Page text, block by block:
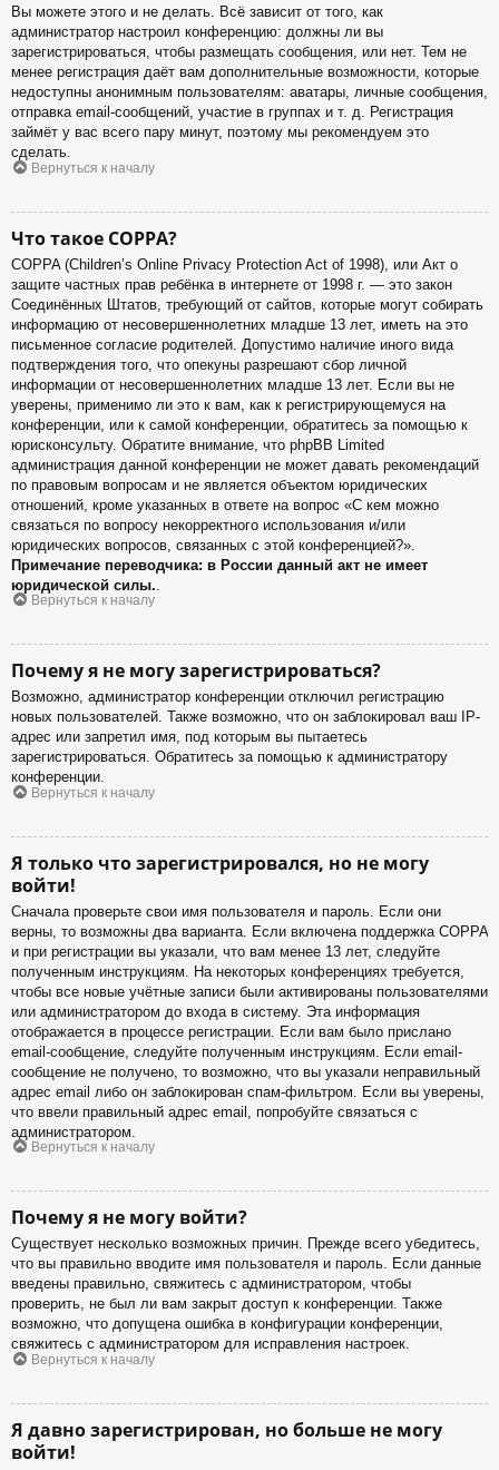
Вы можете этого и не делать. Всё зависит от того, как
администратор настроил конференцию: должны ли вы
зарегистрироваться, чтобы размещать сообщения, или нет. Тем не
менее регистрация даёт вам дополнительные возможности, которые
недоступны анонимным пользователям: аватары, личные сообщения,
отправка email-сообщений, участие в группах и т. д. Регистрация
займёт у вас всего пару минут, поэтому мы рекомендуем это
сделать.
Вернуться к началу
Что такое COPPA?
COPPA (Children’s Online Privacy Protection Act of 1998), или Акт о
защите частных прав ребёнка в интернете от 1998 г. — это закон
Соединённых Штатов, требующий от сайтов, которые могут собирать
информацию от несовершеннолетних младше 13 лет, иметь на это
письменное согласие родителей. Допустимо наличие иного вида
подтверждения того, что опекуны разрешают сбор личной
информации от несовершеннолетних младше 13 лет. Если вы не
уверены, применимо ли это к вам, как к регистрирующемуся на
конференции, или к самой конференции, обратитесь за помощью к
юрисконсульту. Обратите внимание, что phpBB Limited
администрация данной конференции не может давать рекомендаций
по правовым вопросам и не является объектом юридических
отношений, кроме указанных в ответе на вопрос «С кем можно
связаться по вопросу некорректного использования и/или
юридических вопросов, связанных с этой конференцией?».
Примечание переводчика: в России данный акт не имеет
юридической силы.
Вернуться к началу
Почему я не могу зарегистрироваться?
Возможно, администратор конференции отключил регистрацию
новых пользователей. Также возможно, что он заблокировал ваш IP-
адрес или запретил имя, под которым вы пытаетесь
зарегистрироваться. Обратитесь за помощью к администратору
конференции.
Вернуться к началу
Я только что зарегистрировался, но не могу
войти!
Сначала проверьте свои имя пользователя и пароль. Если они
верны, то возможны два варианта. Если включена поддержка COPPA
и при регистрации вы указали, что вам менее 13 лет, следуйте
полученным инструкциям. На некоторых конференциях требуется,
чтобы все новые учётные записи были активированы пользователями
или администратором до входа в систему. Эта информация
отображается в процессе регистрации. Если вам было прислано
email-сообщение, следуйте полученным инструкциям. Если email-
сообщение не получено, то возможно, что вы указали неправильный
адрес email либо он заблокирован спам-фильтром. Если вы уверены,
что ввели правильный адрес email, попробуйте связаться с
администратором.
Вернуться к началу
Почему я не могу войти?
Существует несколько возможных причин. Прежде всего убедитесь,
что вы правильно вводите имя пользователя и пароль. Если данные
введены правильно, свяжитесь с администратором, чтобы
проверить, не был ли вам закрыт доступ к конференции. Также
возможно, что допущена ошибка в конфигурации конференции,
свяжитесь с администратором для исправления настроек.
Вернуться к началу
Я давно зарегистрирован, но больше не могу
войти!